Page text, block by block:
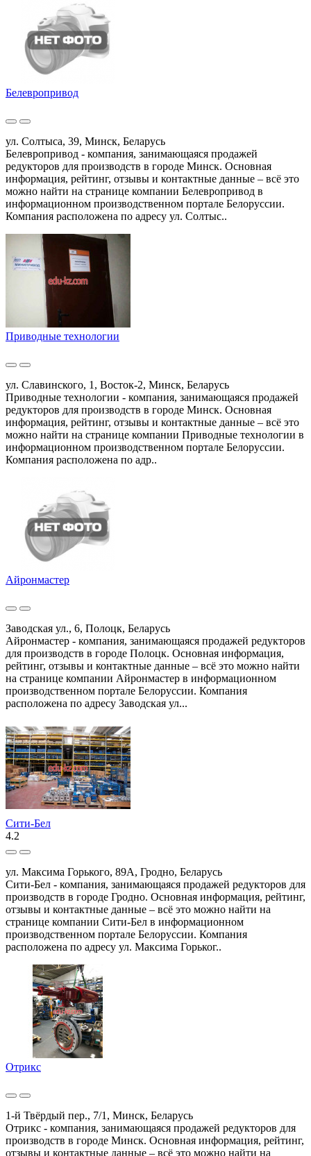
Белевропривод
ул. Солтыса, 39, Минск, Беларусь
Белевропривод - компания, занимающаяся продажей
редукторов для производств в городе Минск. Основная
информация, рейтинг, отзывы и контактные данные – всё это
можно найти на странице компании Белевропривод в
информационном производственном портале Белоруссии.
Компания расположена по адресу ул. Солтыс..
Приводные технологии
ул. Славинского, 1, Восток-2, Минск, Беларусь
Приводные технологии - компания, занимающаяся продажей
редукторов для производств в городе Минск. Основная
информация, рейтинг, отзывы и контактные данные – всё это
можно найти на странице компании Приводные технологии в
информационном производственном портале Белоруссии.
Компания расположена по адр..
Айронмастер
Заводская ул., 6, Полоцк, Беларусь
Айронмастер - компания, занимающаяся продажей редукторов
для производств в городе Полоцк. Основная информация,
рейтинг, отзывы и контактные данные – всё это можно найти
на странице компании Айронмастер в информационном
производственном портале Белоруссии. Компания
расположена по адресу Заводская ул...
Сити-Бел
4.2
ул. Максима Горького, 89А, Гродно, Беларусь
Сити-Бел - компания, занимающаяся продажей редукторов для
производств в городе Гродно. Основная информация, рейтинг,
отзывы и контактные данные – всё это можно найти на
странице компании Сити-Бел в информационном
производственном портале Белоруссии. Компания
расположена по адресу ул. Максима Горьког..
Отрикс
1-й Твёрдый пер., 7/1, Минск, Беларусь
Отрикс - компания, занимающаяся продажей редукторов для
производств в городе Минск. Основная информация, рейтинг,
отзывы и контактные данные – всё это можно найти на